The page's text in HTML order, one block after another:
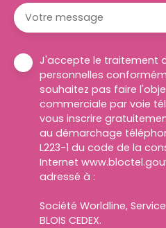
Votre message
J'accepte le traitement
personnelles
souhaitez pas faire
commerciale par voie
vous inscrire
au démarchage
L223-1 du code de la
Internet
adressé à :
Société Worldline, Service
BLOIS CEDEX.